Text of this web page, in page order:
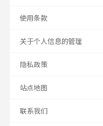
使用条款
关于个人信息的管理
隐私政策
站点地图
联系我们